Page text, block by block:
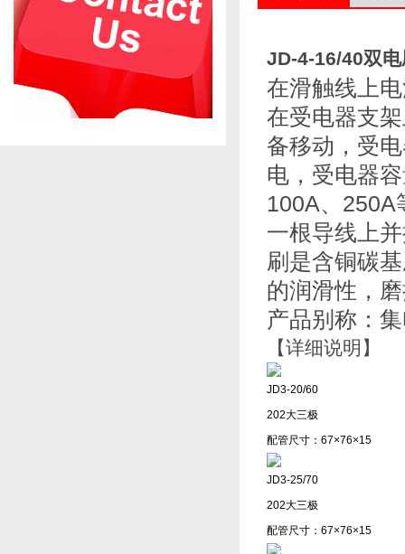
JD-4-16/40双
在滑触线上
在受电器支
备移动，受
电，受电器
100A、250A
一根导线上
刷是含铜碳
的润滑性，
产品别称：
【详细说明】
JD3-20/60
202大三极
配管尺寸：67×76×15
JD3-25/70
202大三极
配管尺寸：67×76×15